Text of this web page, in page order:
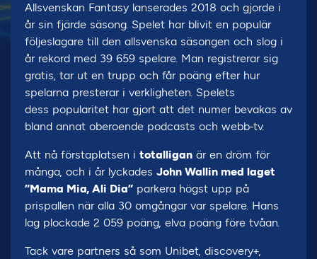
Allsvenskan Fantasy lanserades 2018 och gjorde i
år sin fjärde säsong. Spelet har blivit en populär
följeslagare till den allsvenska säsongen och slog i
år rekord med 39 659 spelare. Man registrerar sig
gratis, tar ut en trupp och får poäng efter hur
spelarna presterar i verkligheten. Spelets
dess popularitet har gjort att det numer bevakas av
bland annat oberoende podcasts och webb-tv.
Att nå förstaplatsen i totalligan är en dröm för
många, och i år lyckades John Wallin med laget
”Mama Mia, Ali Dia” parkera högst upp på
prispallen när alla 30 omgångar var spelare. Hans
lag plockade 2 059 poäng, elva poäng före tvåan.
Tack vare partners så som Unibet, discovery+,